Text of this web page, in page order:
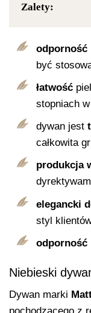
Zalety:
odporność
być
łatwość
stopniach
dywan jest
całkowita
produkcja
elegancki
styl
odporność
Niebieski
Dywan marki